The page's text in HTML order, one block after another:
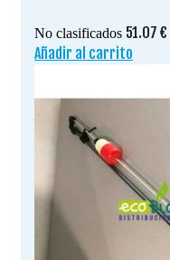
No clasificados 51.07 €
Añadir al carrito